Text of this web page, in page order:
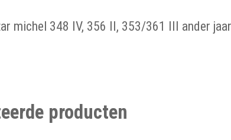
michel 348 IV, 356 II, 353/361 III ander
producten